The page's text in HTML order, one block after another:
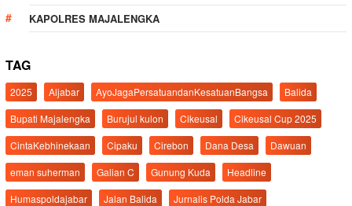
KAPOLRES MAJALENGKA
TAG
2025 Aljabar AyoJagaPersatuandanKesatuanBangsa
Balida
Bupati Majalengka
Burujul kulon Cikeusal
Cikeusal Cup 2025
CintaKebhinekaan
Cipaku Cirebon Dana Desa
Dawuan
eman suherman
Galian C Gunung Kuda
Headline
Humaspoldajabar
Jalan Balida
Jurnalis Polda Jabar